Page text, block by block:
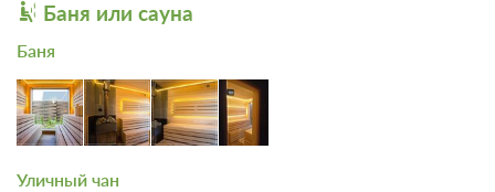
Автостоянка / Парковка
Лыжи
Сноуборд
Баня или сауна
Баня
Уличный чан